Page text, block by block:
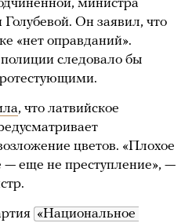
министра
Он заявил, что
«нет оправданий».
следовало бы
, что латвийское
цветов. «Плохое
— еще не преступление», —
«Национальное